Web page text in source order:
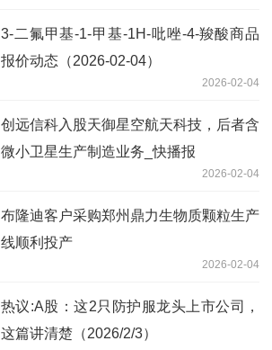
3-二氟甲基-1-甲基-1H-吡唑-4-羧酸商品
报价动态（2026-02-04）
2026-02-04
创远信科入股天御星空航天科技，后者含
微小卫星生产制造业务_快播报
2026-02-04
布隆迪客户采购郑州鼎力生物质颗粒生产
线顺利投产
2026-02-04
热议:A股：这2只防护服龙头上市公司，
这篇讲清楚（2026/2/3）